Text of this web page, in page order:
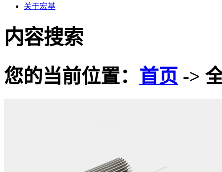
关于宏基
内容搜索
您的当前位置： 首页 ->